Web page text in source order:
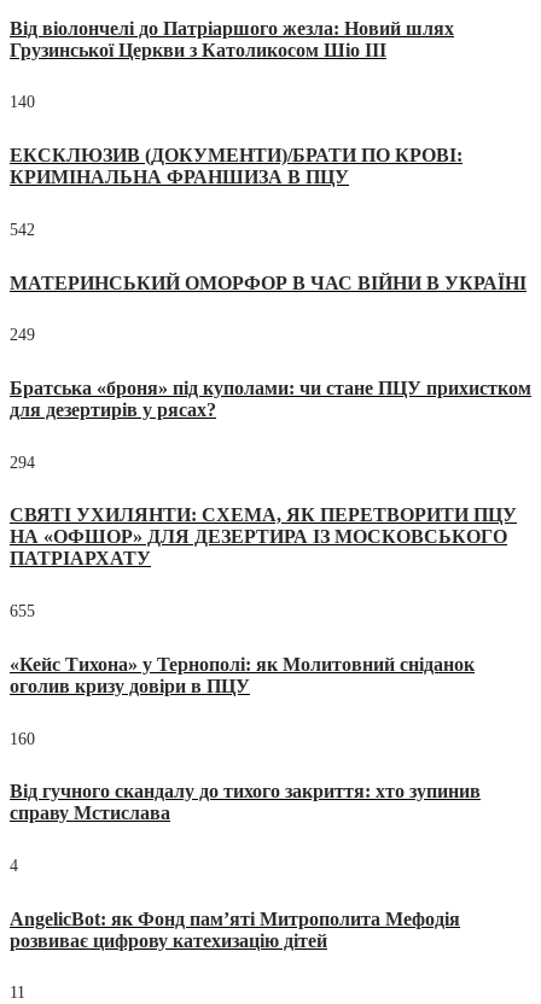
Від віолончелі до Патріаршого жезла: Новий шлях
Грузинської Церкви з Католикосом Шіо III
140
ЕКСКЛЮЗИВ (ДОКУМЕНТИ)/БРАТИ ПО КРОВІ:
КРИМІНАЛЬНА ФРАНШИЗА В ПЦУ
542
МАТЕРИНСЬКИЙ ОМОРФОР В ЧАС ВІЙНИ В УКРАЇНІ
249
Братська «броня» під куполами: чи стане ПЦУ прихистком
для дезертирів у рясах?
294
СВЯТІ УХИЛЯНТИ: СХЕМА, ЯК ПЕРЕТВОРИТИ ПЦУ
НА «ОФШОР» ДЛЯ ДЕЗЕРТИРА ІЗ МОСКОВСЬКОГО
ПАТРІАРХАТУ
655
«Кейс Тихона» у Тернополі: як Молитовний сніданок
оголив кризу довіри в ПЦУ
160
Від гучного скандалу до тихого закриття: хто зупинив
справу Мстислава
4
AngelicBot: як Фонд пам’яті Митрополита Мефодія
розвиває цифрову катехизацію дітей
11